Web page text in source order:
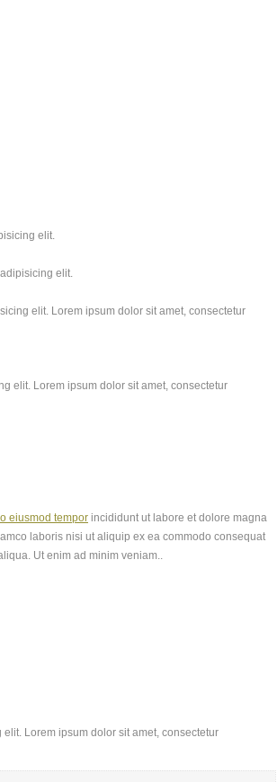
elit.
elit.
elit. Lorem ipsum dolor sit amet, consectetur
elit. Lorem ipsum dolor sit amet, consectetur
eiusmod tempor incididunt ut labore et dolore magna
laboris nisi ut aliquip ex ea commodo consequat
Ut enim ad minim veniam..
Lorem ipsum dolor sit amet, consectetur